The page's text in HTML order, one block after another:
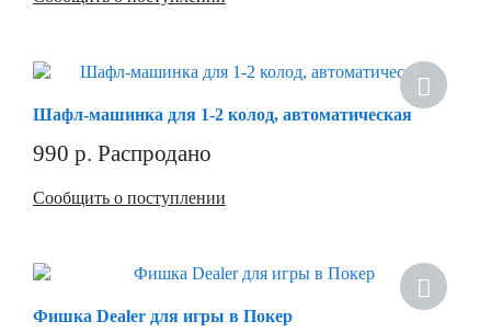
Шафл-машинка для 1-2 колод, автоматическая
990 р. Распродано
Сообщить о поступлении
Фишка Dealer для игры в Покер